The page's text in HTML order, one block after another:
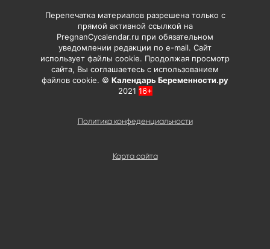
Карта сайта
Перепечатка материалов разрешена только с
прямой активной ссылкой на
PregnanCycalendar.ru при обязательном
уведомлении редакции по e-mail. Сайт
использует файлы cookie. Продолжая просмотр
сайта, Вы соглашаетесь с использованием
файлов cookie. © Календарь Беременности.ру
2021 16+
Политика конфеденциальности